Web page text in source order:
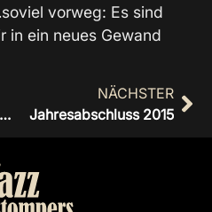
vorweg: Es sind
in ein neues Gewand
Cityfest Cloppenburg 2015
NÄCHSTER
Jahresabschluss 2015